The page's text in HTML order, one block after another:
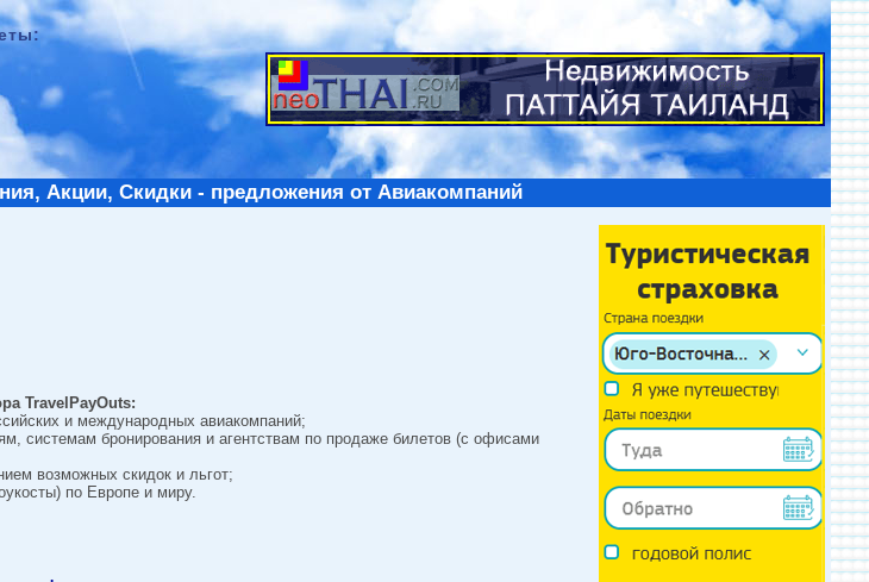
Акции, Скидки - предложения от Авиакомпаний
TravelPayOuts:
и международных авиакомпаний;
системам бронирования и агентствам по продаже билетов (с офисами
возможных скидок и льгот;
по Европе и миру.